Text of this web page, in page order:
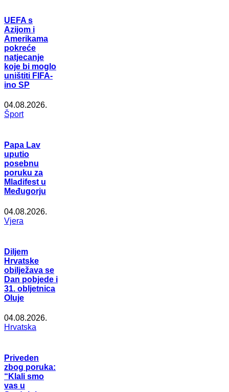
UEFA s
Azijom i
Amerikama
pokreće
natjecanje
koje bi moglo
uništiti FIFA-
ino SP
04.08.2026.
Šport
Papa Lav
uputio
posebnu
poruku za
Mladifest u
Međugorju
04.08.2026.
Vjera
Diljem
Hrvatske
obilježava se
Dan pobjede i
31. obljetnica
Oluje
04.08.2026.
Hrvatska
Priveden
zbog poruka:
“Klali smo
vas u